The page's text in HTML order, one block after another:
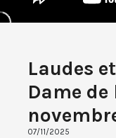
Laudes
Dame de
07/11/2025